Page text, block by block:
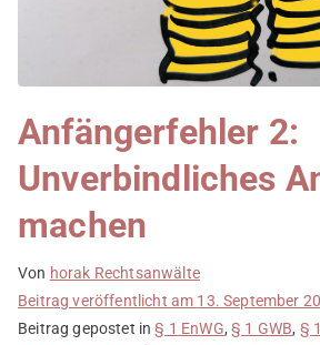
Anfängerfehler 2:
Unverbindliches
machen
Von horak Rechtsanwälte
Beitrag veröffentlicht am 13. September
Beitrag gepostet in§ 1 EnWG,§ 1 GWB, §